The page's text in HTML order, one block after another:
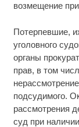
возмещение
Потерпевшие,
уголовного
органы
прав, в том
подсудимого.
рассмотрения
суд при